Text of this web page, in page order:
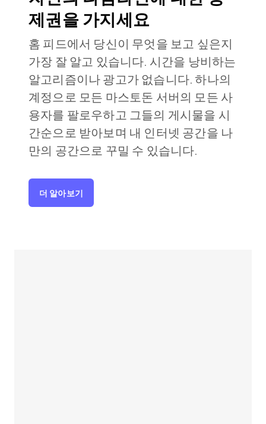
제권을 가지세요
홈 피드에서 당신이 무엇을 보고 싶은지
가장 잘 알고 있습니다. 시간을 낭비하는
알고리즘이나 광고가 없습니다. 하나의
계정으로 모든 마스토돈 서버의 모든 사
용자를 팔로우하고 그들의 게시물을 시
간순으로 받아보며 내 인터넷 공간을 나
만의 공간으로 꾸밀 수 있습니다.
더 알아보기